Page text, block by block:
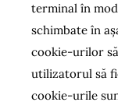
terminal în
schimbate în
cookie-urilor
utilizatorul să
cookie-urile